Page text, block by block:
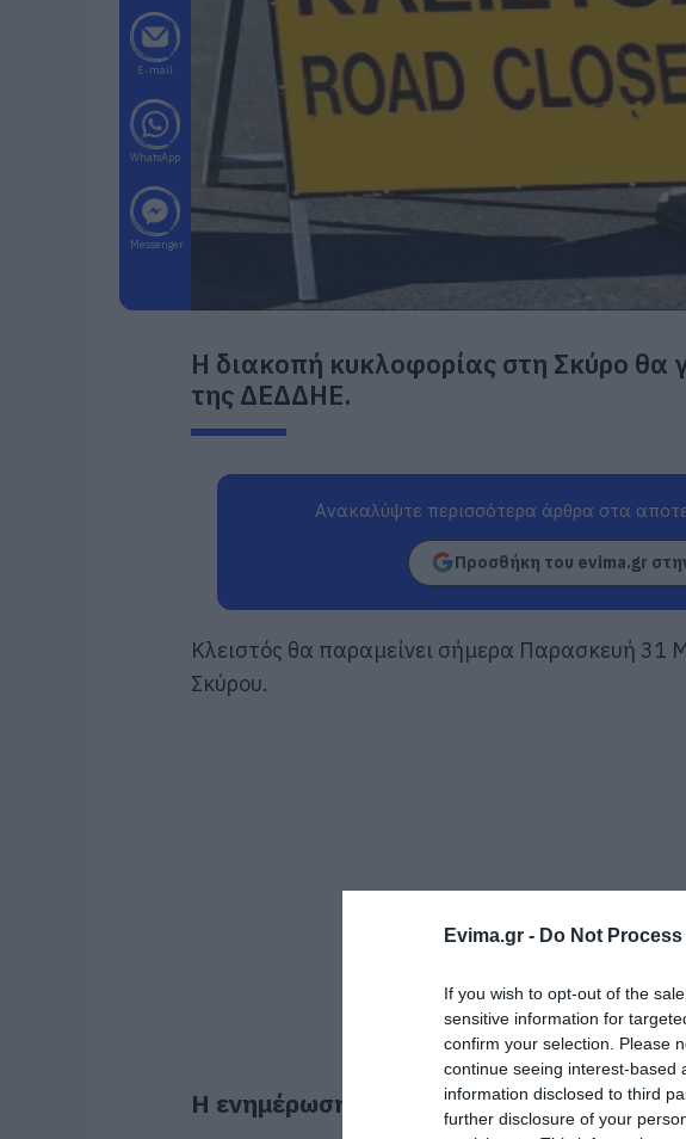
Evima.gr - Do Not
If you wish to opt-out of the
sensitive information for
confirm your selection. Please
continue seeing interest-based
information disclosed to third
further disclosure of your
E-mail
WhatsApp
Messenger
Η διακοπή κυκλοφορίας στη Σκύρο θα
της ΔΕΔΔΗΕ.
Ανακαλύψτε περισσότερα άρθρα στα
Προσθήκη του evima.gr
Κλειστός θα παραμείνει σήμερα Παρασκευή 31
Σκύρου.
Η ενημέρωση του Δήμου στους κατοίκους